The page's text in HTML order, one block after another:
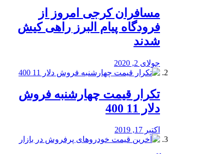
مسافران کرجی امروز از
فرودگاه پیام البرز راهی کیش
شدند
جولای 2, 2020
تکرار قیمت چهارشنبه فروش
دلار 11 400
اکتبر 17, 2019